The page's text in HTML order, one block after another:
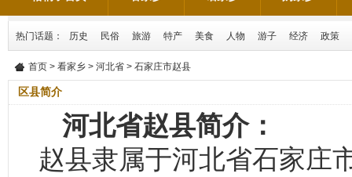
热门话题： 历史 民俗 旅游 特产 美食 人物 游子 经济 政策
首页 > 看家乡 > 河北省 > 石家庄市赵县
区县简介
河北省赵县简介：
赵县隶属于河北省石家庄